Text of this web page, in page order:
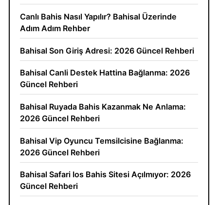
Canlı Bahis Nasıl Yapılır? Bahisal Üzerinde
Adım Adım Rehber
Bahisal Son Giriş Adresi: 2026 Güncel Rehberi
Bahisal Canli Destek Hattina Bağlanma: 2026
Güncel Rehberi
Bahisal Ruyada Bahis Kazanmak Ne Anlama:
2026 Güncel Rehberi
Bahisal Vip Oyuncu Temsilcisine Bağlanma:
2026 Güncel Rehberi
Bahisal Safari Ios Bahis Sitesi Açılmıyor: 2026
Güncel Rehberi